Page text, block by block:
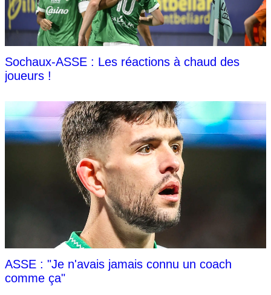
Sochaux-ASSE : Les réactions à chaud des
joueurs !
ASSE : "Je n'avais jamais connu un coach
comme ça"